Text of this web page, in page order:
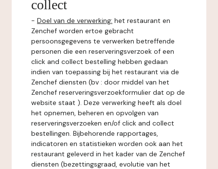
collect
- Doel van de verwerking: het restaurant en
Zenchef worden ertoe gebracht
persoonsgegevens te verwerken betreffende
personen die een reserveringsverzoek of een
click and collect bestelling hebben gedaan
indien van toepassing bij het restaurant via de
Zenchef diensten (bv : door middel van het
Zenchef reserveringsverzoekformulier dat op de
website staat ). Deze verwerking heeft als doel
het opnemen, beheren en opvolgen van
reserveringsverzoeken en/of click and collect
bestellingen. Bijbehorende rapportages,
indicatoren en statistieken worden ook aan het
restaurant geleverd in het kader van de Zenchef
diensten (bezettingsgraad, evolutie van het